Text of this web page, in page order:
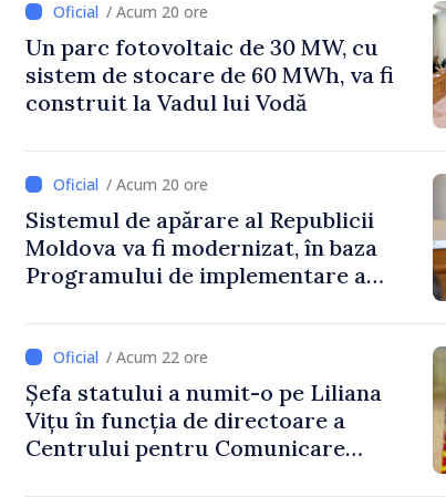
/ Acum 20 ore
Un parc fotovoltaic de 30 MW, cu
sistem de stocare de 60 MWh, va fi
construit la Vadul lui Vodă
/ Acum 20 ore
Sistemul de apărare al Republicii
Moldova va fi modernizat, în baza
Programului de implementare a
/ Acum 22 ore
Șefa statului a numit-o pe Liliana
Vițu în funcția de directoare a
Centrului pentru Comunicare